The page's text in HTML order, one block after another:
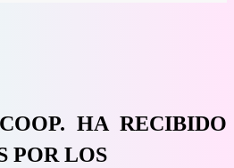
HA RECIBIDO
POR LOS